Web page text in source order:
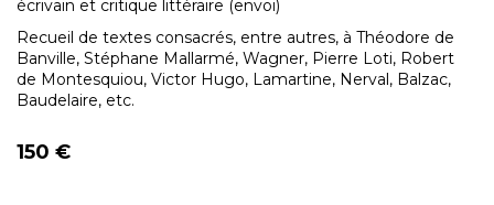
écrivain et critique littéraire (envoi)
Recueil de textes consacrés, entre autres, à Théodore de
Banville, Stéphane Mallarmé, Wagner, Pierre Loti, Robert
de Montesquiou, Victor Hugo, Lamartine, Nerval, Balzac,
Baudelaire, etc.
150 €